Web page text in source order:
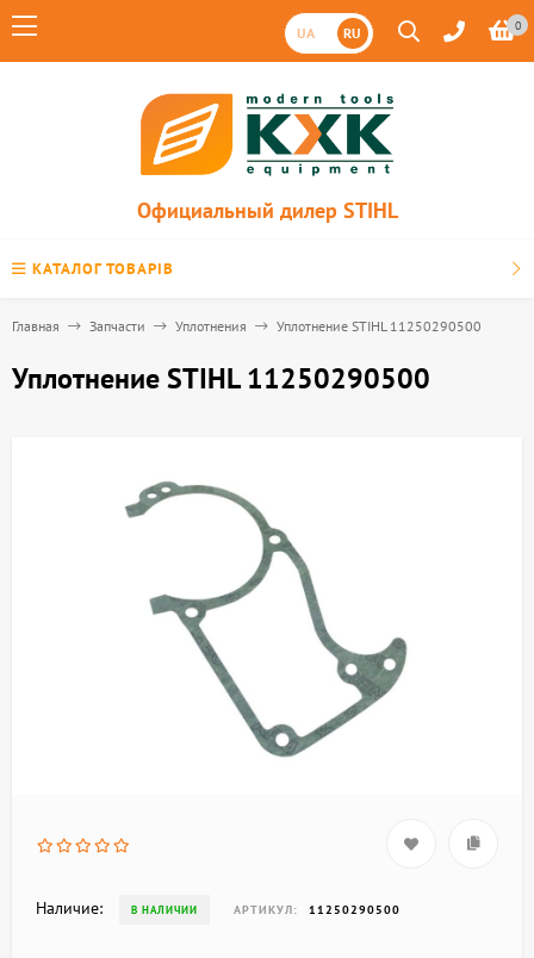
UA RU 0
Официальный дилер STIHL
КАТАЛОГ ТОВАРІВ
Главная Запчасти Уплотнения Уплотнение STIHL 11250290500
Уплотнение STIHL 11250290500
Наличие: В НАЛИЧИИ АРТИКУЛ: 11250290500